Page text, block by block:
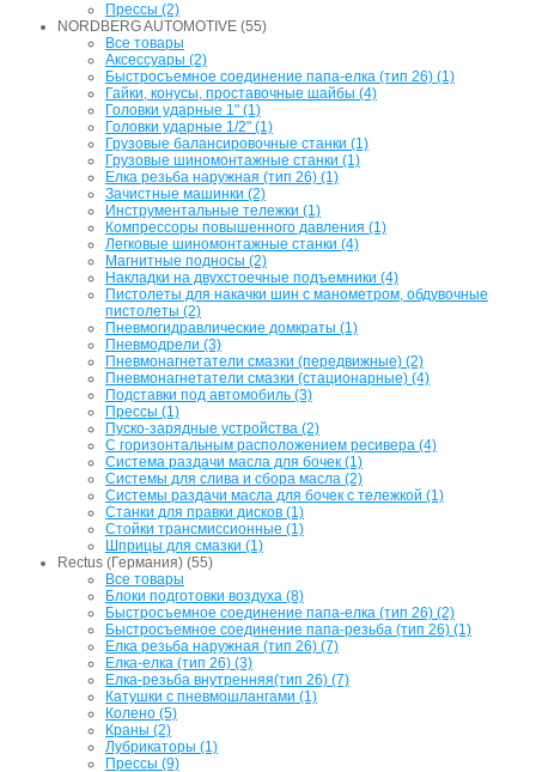
Прессы (2)
NORDBERG AUTOMOTIVE (55)
Все товары
Аксессуары (2)
Быстросъемное соединение папа-елка (тип 26) (1)
Гайки, конусы, проставочные шайбы (4)
Головки ударные 1" (1)
Головки ударные 1/2" (1)
Грузовые балансировочные станки (1)
Грузовые шиномонтажные станки (1)
Елка резьба наружная (тип 26) (1)
Зачистные машинки (2)
Инструментальные тележки (1)
Компрессоры повышенного давления (1)
Легковые шиномонтажные станки (4)
Магнитные подносы (2)
Накладки на двухстоечные подъемники (4)
Пистолеты для накачки шин с манометром, обдувочные
пистолеты (2)
Пневмогидравлические домкраты (1)
Пневмодрели (3)
Пневмонагнетатели смазки (передвижные) (2)
Пневмонагнетатели смазки (стационарные) (4)
Подставки под автомобиль (3)
Прессы (1)
Пуско-зарядные устройства (2)
С горизонтальным расположением ресивера (4)
Система раздачи масла для бочек (1)
Системы для слива и сбора масла (2)
Системы раздачи масла для бочек с тележкой (1)
Станки для правки дисков (1)
Стойки трансмиссионные (1)
Шприцы для смазки (1)
Rectus (Германия) (55)
Все товары
Блоки подготовки воздуха (8)
Быстросъемное соединение папа-елка (тип 26) (2)
Быстросъемное соединение папа-резьба (тип 26) (1)
Елка резьба наружная (тип 26) (7)
Елка-елка (тип 26) (3)
Елка-резьба внутренняя(тип 26) (7)
Катушки с пневмошлангами (1)
Колено (5)
Краны (2)
Лубрикаторы (1)
Прессы (9)